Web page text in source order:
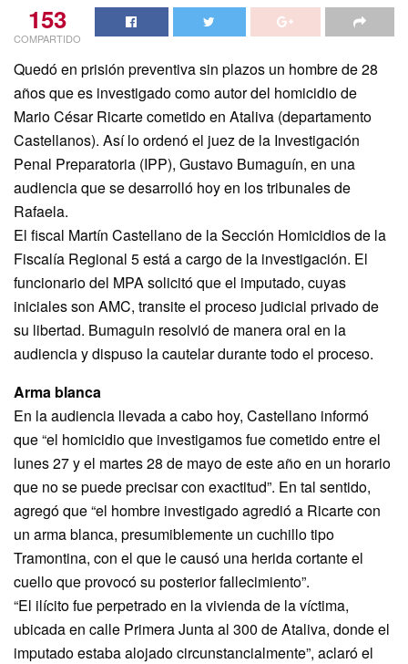
153
COMPARTIDO
Quedó en prisión preventiva sin plazos un hombre de 28
años que es investigado como autor del homicidio de
Mario César Ricarte cometido en Ataliva (departamento
Castellanos). Así lo ordenó el juez de la Investigación
Penal Preparatoria (IPP), Gustavo Bumaguín, en una
audiencia que se desarrolló hoy en los tribunales de
Rafaela.
El fiscal Martín Castellano de la Sección Homicidios de la
Fiscalía Regional 5 está a cargo de la investigación. El
funcionario del MPA solicitó que el imputado, cuyas
iniciales son AMC, transite el proceso judicial privado de
su libertad. Bumaguin resolvió de manera oral en la
audiencia y dispuso la cautelar durante todo el proceso.
Arma blanca
En la audiencia llevada a cabo hoy, Castellano informó
que “el homicidio que investigamos fue cometido entre el
lunes 27 y el martes 28 de mayo de este año en un horario
que no se puede precisar con exactitud”. En tal sentido,
agregó que “el hombre investigado agredió a Ricarte con
un arma blanca, presumiblemente un cuchillo tipo
Tramontina, con el que le causó una herida cortante el
cuello que provocó su posterior fallecimiento”.
“El ilícito fue perpetrado en la vivienda de la víctima,
ubicada en calle Primera Junta al 300 de Ataliva, donde el
imputado estaba alojado circunstancialmente”, aclaró el